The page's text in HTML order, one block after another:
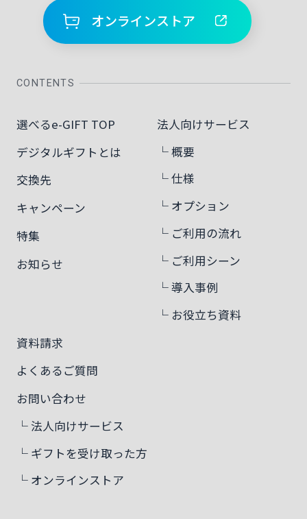
オンラインストア
CONTENTS
選べるe-GIFT TOP
デジタルギフトとは
交換先
キャンペーン
特集
お知らせ
法人向けサービス
└ 概要
└ 仕様
└ オプション
└ ご利用の流れ
└ ご利用シーン
└ 導入事例
└ お役立ち資料
資料請求
よくあるご質問
お問い合わせ
└ 法人向けサービス
└ ギフトを受け取った方
└ オンラインストア